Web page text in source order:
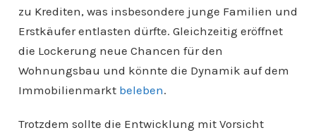
zu Krediten, was insbesondere junge Familien und
Erstkäufer entlasten dürfte. Gleichzeitig eröffnet
die Lockerung neue Chancen für den
Wohnungsbau und könnte die Dynamik auf dem
Immobilienmarkt beleben.
Trotzdem sollte die Entwicklung mit Vorsicht